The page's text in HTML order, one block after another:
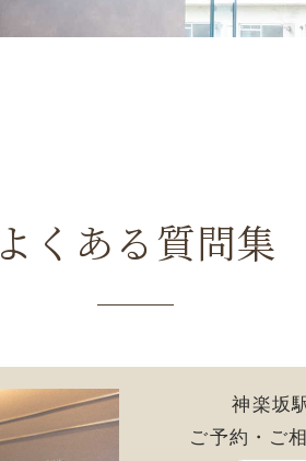
よくある質問集
神楽坂
ご予約・ご